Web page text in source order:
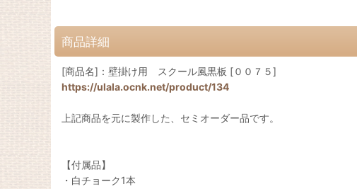
商品詳細
[商品名]：壁掛け用 スクール風黒板 [００７５]
https://ulala.ocnk.net/product/134
上記商品を元に製作した、セミオーダー品です。
【付属品】
・白チョーク1本